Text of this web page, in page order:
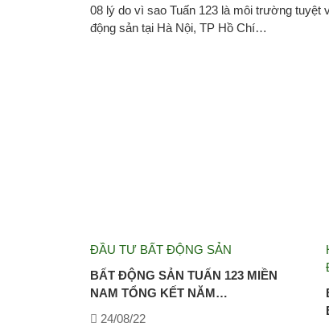
08 lý do vì sao Tuấn 123 là môi trường tuyệt
động sản tại Hà Nội, TP Hồ Chí…
ĐẦU TƯ BẤT ĐỘNG SẢN
BẤT ĐỘNG SẢN TUẤN 123 MIỀN
NAM TỔNG KẾT NĂM…
24/08/22